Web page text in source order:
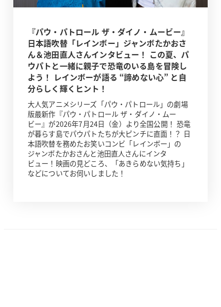
『パウ・パトロール ザ・ダイノ・ムービー』
日本語吹替「レインボー」ジャンボたかおさ
ん＆池田直人さんインタビュー！ この夏、パ
ウパトと一緒に親子で恐竜のいる島を冒険し
よう！ レインボーが語る “諦めない心” と自
分らしく輝くヒント！
大人気アニメシリーズ「パウ・パトロール」の劇場
版最新作『パウ・パトロール ザ・ダイノ・ムー
ビー』が2026年7月24日（金）より全国公開！ 恐竜
が暮らす島でパウパトたちが大ピンチに直面！？ 日
本語吹替を務めたお笑いコンビ「レインボー」の
ジャンボたかおさんと池田直人さんにインタ
ビュー！映画の見どころ、「あきらめない気持ち」
などについてお伺いしました！